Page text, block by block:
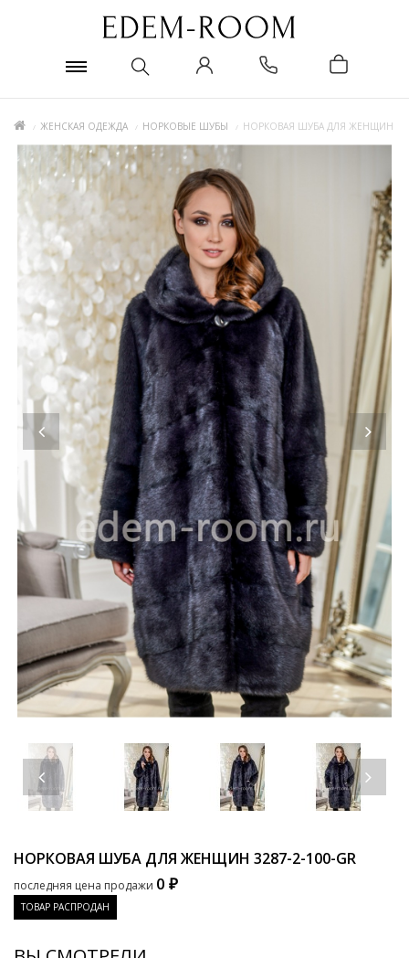
ЖЕНСКАЯ ОДЕЖДА НОРКОВЫЕ ШУБЫ НОРКОВАЯ ШУБА ДЛЯ ЖЕНЩИН
НОРКОВАЯ ШУБА ДЛЯ ЖЕНЩИН 3287-2-100-GR
последняя цена продажи 0 ₽
ТОВАР РАСПРОДАН